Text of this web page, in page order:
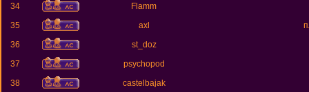
34
Flamm
35
axl
36
st_doz
37
psychopod
38
castelbajak